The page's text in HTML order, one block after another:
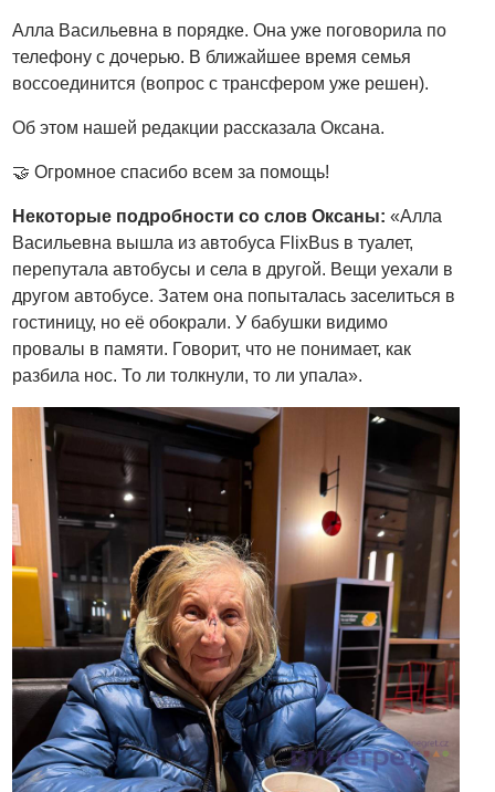
Алла Васильевна в порядке. Она уже поговорила по
телефону с дочерью. В ближайшее время семья
воссоединится (вопрос с трансфером уже решен).
Об этом нашей редакции рассказала Оксана.
🤝 Огромное спасибо всем за помощь!
Некоторые подробности со слов Оксаны:«Алла
Васильевна вышла из автобуса FlixBus в туалет,
перепутала автобусы и села в другой. Вещи уехали в
другом автобусе. Затем она попыталась заселиться в
гостиницу, но её обокрали. У бабушки видимо
провалы в памяти. Говорит, что не понимает, как
разбила нос. То ли толкнули, то ли упала».